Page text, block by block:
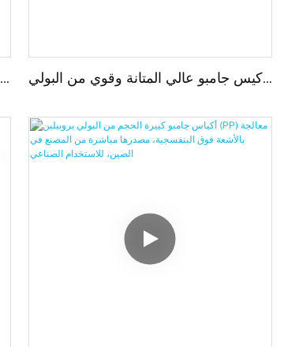
أعلاف الحيوانات وتعبئة المنتجات الزراعية.
كيس جامبو عالي المتانة وقوي من البولي
صيني